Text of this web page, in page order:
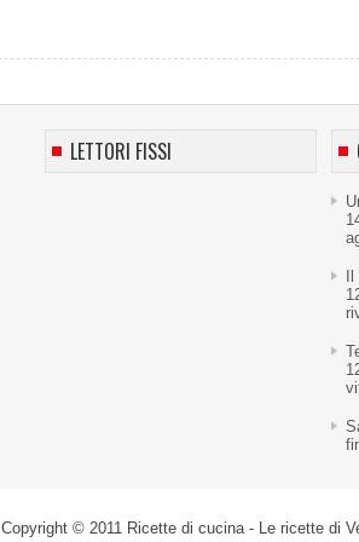
LETTORI FISSI
Copyright © 2011 Ricette di cucina - Le ricette di